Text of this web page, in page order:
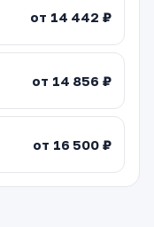
от 14 442 ₽
от 14 856 ₽
от 16 500 ₽